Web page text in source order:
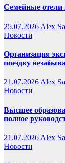
Семейные отели
25.07.2026 Alex
Новости
Организация
поездку
21.07.2026 Alex
Новости
Высшее
полное
21.07.2026 Alex
Новости